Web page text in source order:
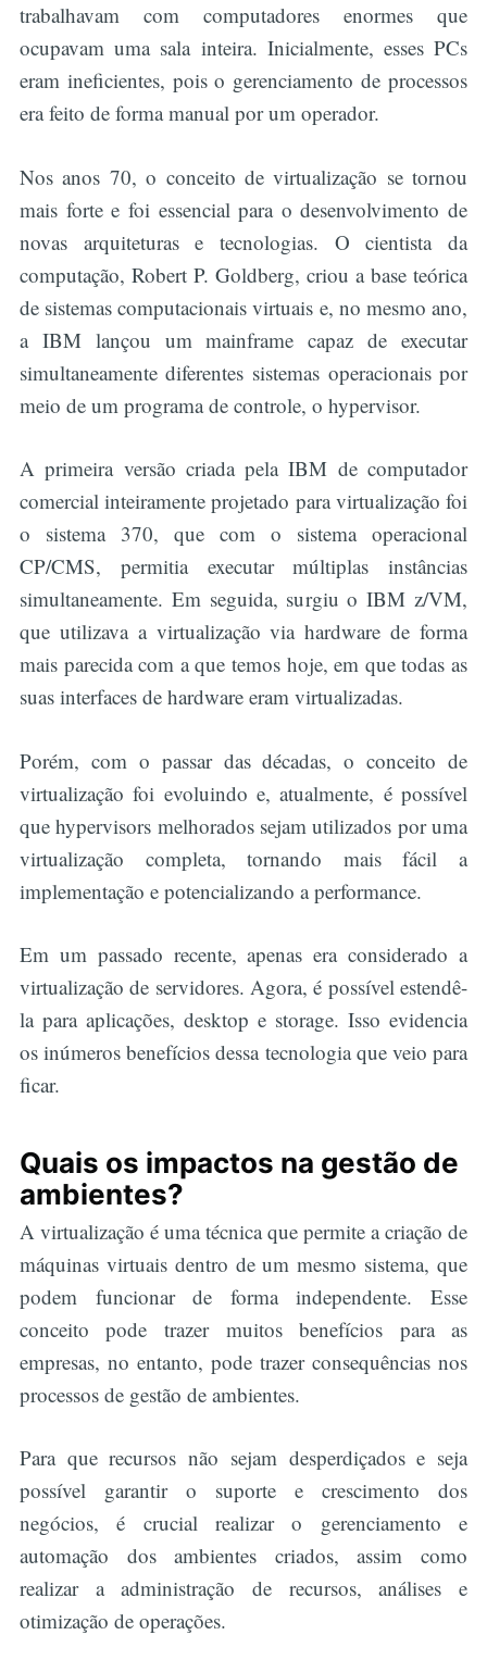
trabalhavam com computadores enormes que
ocupavam uma sala inteira. Inicialmente, esses PCs
eram ineficientes, pois o gerenciamento de processos
era feito de forma manual por um operador.
Nos anos 70, o conceito de virtualização se tornou
mais forte e foi essencial para o desenvolvimento de
novas arquiteturas e tecnologias. O cientista da
computação, Robert P. Goldberg, criou a base teórica
de sistemas computacionais virtuais e, no mesmo ano,
a IBM lançou um mainframe capaz de executar
simultaneamente diferentes sistemas operacionais por
meio de um programa de controle, o hypervisor.
A primeira versão criada pela IBM de computador
comercial inteiramente projetado para virtualização foi
o sistema 370, que com o sistema operacional
CP/CMS, permitia executar múltiplas instâncias
simultaneamente. Em seguida, surgiu o IBM z/VM,
que utilizava a virtualização via hardware de forma
mais parecida com a que temos hoje, em que todas as
suas interfaces de hardware eram virtualizadas.
Porém, com o passar das décadas, o conceito de
virtualização foi evoluindo e, atualmente, é possível
que hypervisors melhorados sejam utilizados por uma
virtualização completa, tornando mais fácil a
implementação e potencializando a performance.
Em um passado recente, apenas era considerado a
virtualização de servidores. Agora, é possível estendê-
la para aplicações, desktop e storage. Isso evidencia
os inúmeros benefícios dessa tecnologia que veio para
ficar.
Quais os impactos na gestão de
ambientes?
A virtualização é uma técnica que permite a criação de
máquinas virtuais dentro de um mesmo sistema, que
podem funcionar de forma independente. Esse
conceito pode trazer muitos benefícios para as
empresas, no entanto, pode trazer consequências nos
processos de gestão de ambientes.
Para que recursos não sejam desperdiçados e seja
possível garantir o suporte e crescimento dos
negócios, é crucial realizar o gerenciamento e
automação dos ambientes criados, assim como
realizar a administração de recursos, análises e
otimização de operações.